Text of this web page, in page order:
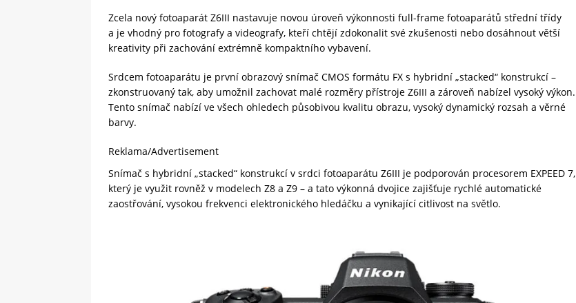
Zcela nový fotoaparát Z6III nastavuje novou úroveň výkonnosti full-frame fotoaparátů střední třídy
a je vhodný pro fotografy a videografy, kteří chtějí zdokonalit své zkušenosti nebo dosáhnout větší
kreativity při zachování extrémně kompaktního vybavení.
Srdcem fotoaparátu je první obrazový snímač CMOS formátu FX s hybridní „stacked“ konstrukcí –
zkonstruovaný tak, aby umožnil zachovat malé rozměry přístroje Z6III a zároveň nabízel vysoký výkon.
Tento snímač nabízí ve všech ohledech působivou kvalitu obrazu, vysoký dynamický rozsah a věrné
barvy.
Reklama/Advertisement
Snímač s hybridní „stacked“ konstrukcí v srdci fotoaparátu Z6III je podporován procesorem EXPEED 7,
který je využit rovněž v modelech Z8 a Z9 – a tato výkonná dvojice zajišťuje rychlé automatické
zaostřování, vysokou frekvenci elektronického hledáčku a vynikající citlivost na světlo.